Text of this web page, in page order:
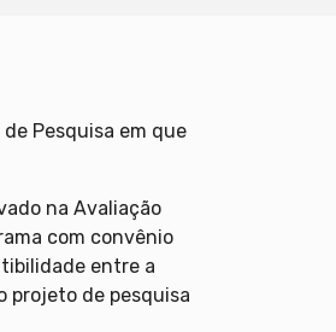
Pesquisa em que
na Avaliação
com convênio
entre a
projeto de pesquisa